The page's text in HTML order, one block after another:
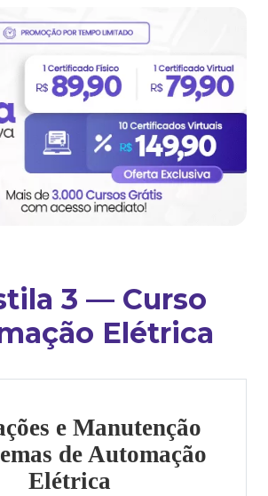
3 — Curso
Elétrica
e Manutenção
de Automação
Elétrica